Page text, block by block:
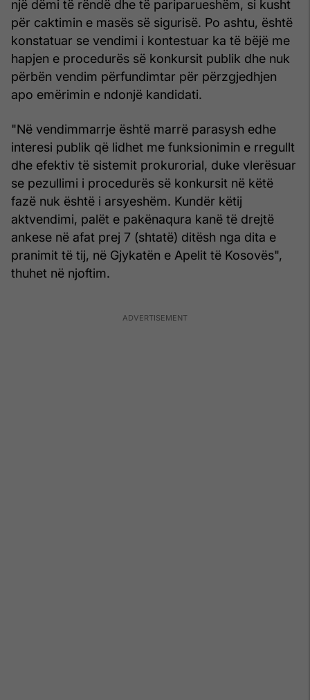
një dëmi të rëndë dhe të pariparueshëm, si kusht
për caktimin e masës së sigurisë. Po ashtu, është
konstatuar se vendimi i kontestuar ka të bëjë me
hapjen e procedurës së konkursit publik dhe nuk
përbën vendim përfundimtar për përzgjedhjen
apo emërimin e ndonjë kandidati.
"Në vendimmarrje është marrë parasysh edhe
interesi publik që lidhet me funksionimin e rregullt
dhe efektiv të sistemit prokurorial, duke vlerësuar
se pezullimi i procedurës së konkursit në këtë
fazë nuk është i arsyeshëm. Kundër këtij
aktvendimi, palët e pakënaqura kanë të drejtë
ankese në afat prej 7 (shtatë) ditësh nga dita e
pranimit të tij, në Gjykatën e Apelit të Kosovës",
thuhet në njoftim.